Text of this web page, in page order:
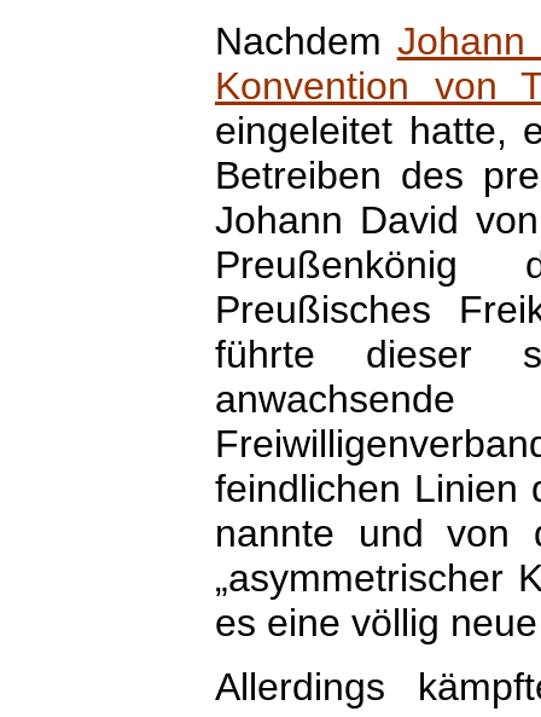
Nachdem Johann
Konvention von
eingeleitet hatte,
Betreiben des
Johann David
Preußisches
führte dieser
feindlichen Linien
nannte und von
„asymmetrischer
es eine völlig
Allerdings